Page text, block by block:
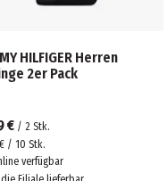
HILFIGER Herren
2er Pack
€ / 2 Stk.
/ 10 Stk.
verfügbar